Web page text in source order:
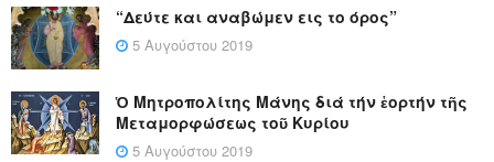
“Δεύτε και αναβώμεν εις το όρος”
5 Αυγούστου 2019
Ὁ Μητροπολίτης Μάνης διά τήν ἑορτήν τῆς
Μεταμορφώσεως τοῦ Κυρίου
5 Αυγούστου 2019